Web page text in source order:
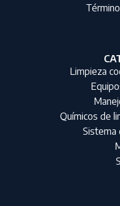
Limpieza
Químicos de
Sistema